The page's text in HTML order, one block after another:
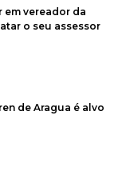
em vereador da
o seu assessor
de Aragua é alvo